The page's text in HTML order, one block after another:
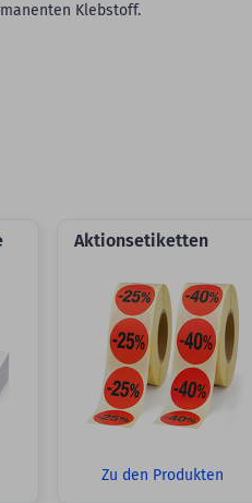
Klebstoff.
Aktionsetiketten
Zu den Produkten